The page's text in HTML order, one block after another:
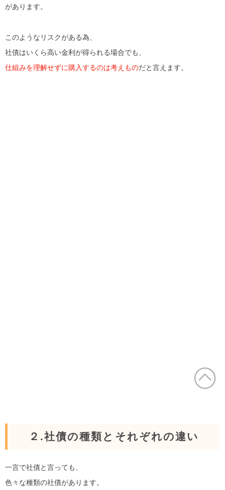
があります。
このようなリスクがある為、
社債はいくら高い金利が得られる場合でも、
仕組みを理解せずに購入するのは考えものだと言えます。
２.社債の種類とそれぞれの違い
一言で社債と言っても、
色々な種類の社債があります。